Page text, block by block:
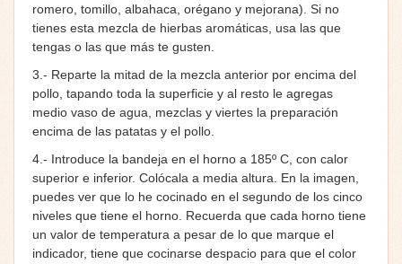
romero, tomillo, albahaca, orégano y mejorana). Si no
tienes esta mezcla de hierbas aromáticas, usa las que
tengas o las que más te gusten.
3.- Reparte la mitad de la mezcla anterior por encima del
pollo, tapando toda la superficie y al resto le agregas
medio vaso de agua, mezclas y viertes la preparación
encima de las patatas y el pollo.
4.- Introduce la bandeja en el horno a 185º C, con calor
superior e inferior. Colócala a media altura. En la imagen,
puedes ver que lo he cocinado en el segundo de los cinco
niveles que tiene el horno. Recuerda que cada horno tiene
un valor de temperatura a pesar de lo que marque el
indicador, tiene que cocinarse despacio para que el color